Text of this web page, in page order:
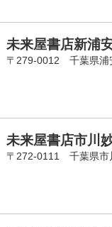
未来屋書店新浦
〒279-0012 千葉県浦
未来屋書店市川
〒272-0111 千葉県市